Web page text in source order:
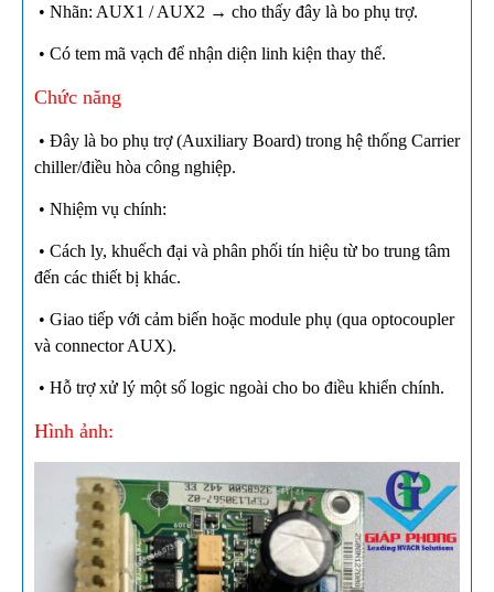
• Nhãn: AUX1 / AUX2 → cho thấy đây là bo phụ trợ.
• Có tem mã vạch để nhận diện linh kiện thay thế.
Chức năng
• Đây là bo phụ trợ (Auxiliary Board) trong hệ thống Carrier
chiller/điều hòa công nghiệp.
• Nhiệm vụ chính:
• Cách ly, khuếch đại và phân phối tín hiệu từ bo trung tâm
đến các thiết bị khác.
• Giao tiếp với cảm biến hoặc module phụ (qua optocoupler
và connector AUX).
• Hỗ trợ xử lý một số logic ngoài cho bo điều khiển chính.
Hình ảnh: